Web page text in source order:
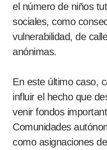
el número de niños
sociales, como
vulnerabilidad, de
anónimas.
En este último caso,
influir el hecho que
venir fondos
Comunidades
como asignaciones